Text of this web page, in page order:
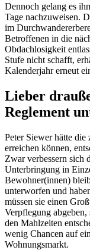
Dennoch gelang es
Tage nachzuweisen.
im
Betroffenen in die
Obdachlosigkeit
Stufe nicht schafft,
Kalenderjahr erneut
Lieber
Reglement
Peter Siewer hätte die
erreichen können,
Zwar verbessern sich
Unterbringung in
Bewohner(innen)
unterworfen und
müssen sie einen
Verpflegung abgeben,
den Mahlzeiten
wenig Chancen auf
Wohnungsmarkt.